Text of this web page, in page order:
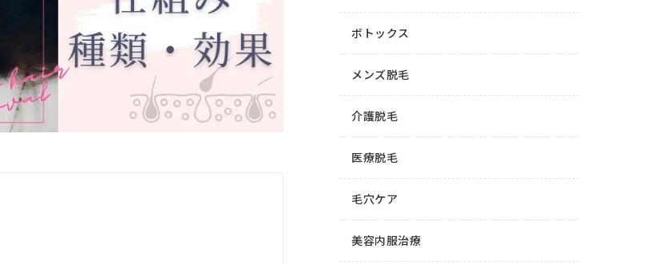
ボトックス
メンズ脱毛
介護脱毛
医療脱毛
毛穴ケア
美容内服治療